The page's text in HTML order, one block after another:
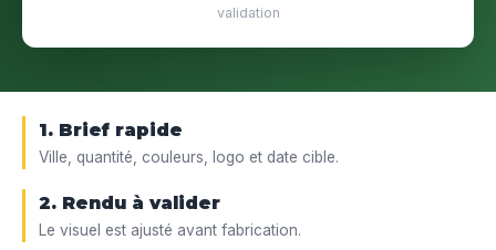
validation
1. Brief rapide
Ville, quantité, couleurs, logo et date cible.
2. Rendu à valider
Le visuel est ajusté avant fabrication.